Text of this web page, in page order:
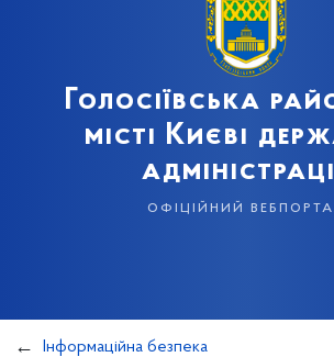
Голосіївська
місті Києві
офіційний
Інформаційна безпека